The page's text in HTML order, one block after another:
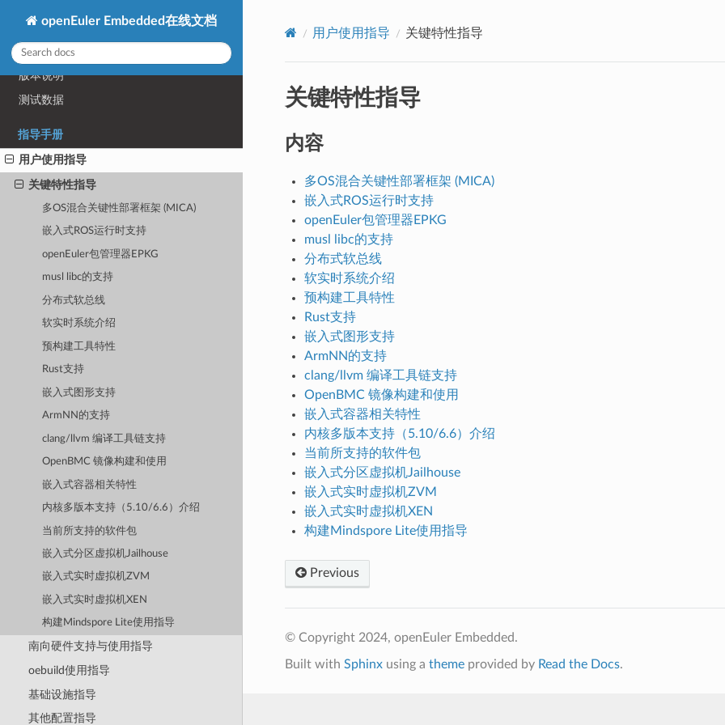
openEuler Embedded在线文档
总体介绍
快速上手
版本说明
测试数据
指导手册
用户使用指导
关键特性指导
多OS混合关键性部署框架 (MICA)
嵌入式ROS运行时支持
openEuler包管理器EPKG
musl libc的支持
分布式软总线
软实时系统介绍
预构建工具特性
Rust支持
嵌入式图形支持
ArmNN的支持
clang/llvm 编译工具链支持
OpenBMC 镜像构建和使用
嵌入式容器相关特性
内核多版本支持（5.10/6.6）介绍
当前所支持的软件包
嵌入式分区虚拟机Jailhouse
嵌入式实时虚拟机ZVM
嵌入式实时虚拟机XEN
构建Mindspore Lite使用指导
南向硬件支持与使用指导
oebuild使用指导
基础设施指导
其他配置指导
用户使用指导 关键特性指导
关键特性指导
内容
多OS混合关键性部署框架 (MICA)
嵌入式ROS运行时支持
openEuler包管理器EPKG
musl libc的支持
分布式软总线
软实时系统介绍
预构建工具特性
Rust支持
嵌入式图形支持
ArmNN的支持
clang/llvm 编译工具链支持
OpenBMC 镜像构建和使用
嵌入式容器相关特性
内核多版本支持（5.10/6.6）介绍
当前所支持的软件包
嵌入式分区虚拟机Jailhouse
嵌入式实时虚拟机ZVM
嵌入式实时虚拟机XEN
构建Mindspore Lite使用指导
Previous
© Copyright 2024, openEuler Embedded.
Built with Sphinxusing a themeprovided by Read the Docs.